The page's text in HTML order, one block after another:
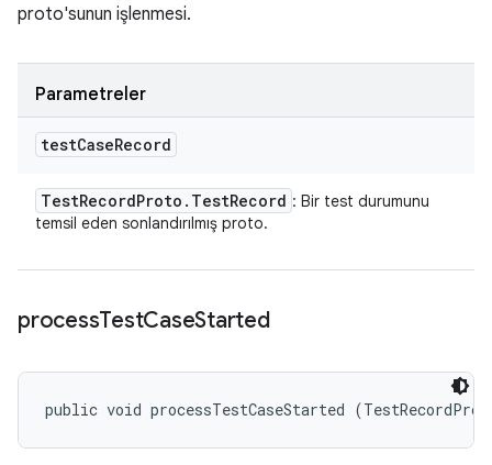
proto'sunun işlenmesi.
Parametreler
testCaseRecord
TestRecordProto . TestRecord : Bir test durumunu
temsil eden sonlandırılmış proto.
processTestCaseStarted
public void processTestCaseStarted